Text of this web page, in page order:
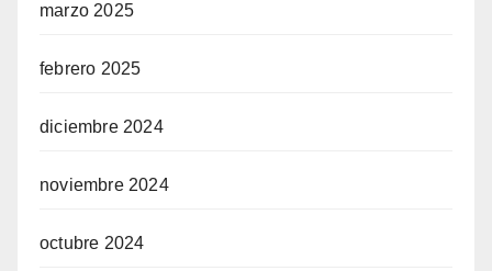
marzo 2025
febrero 2025
diciembre 2024
noviembre 2024
octubre 2024